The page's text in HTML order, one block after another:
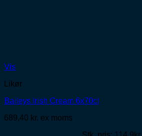
Vis
Likør
Baileys Irish Cream 6x70cl
689,40 kr. ex moms